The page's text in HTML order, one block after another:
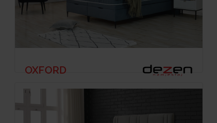
OXFORD